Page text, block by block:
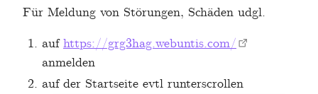
Für Meldung von Störungen, Schäden udgl.
aufhttps://grg3hag.webuntis.com/
anmelden
auf der Startseite evtl runterscrollen